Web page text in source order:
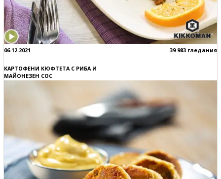
06.12.2021 39 983 гледания
КАРТОФЕНИ КЮФТЕТА С РИБА И
МАЙОНЕЗЕН СОС